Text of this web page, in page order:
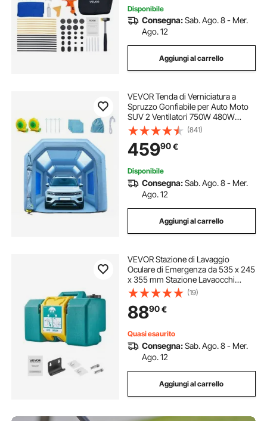
Disponibile
Consegna:Sab. Ago. 8 - Mer.
Ago. 12
Aggiungi al carrello
VEVOR Tenda di Verniciatura a
Spruzzo Gonfiabile per Auto Moto
SUV 2 Ventilatori 750W 480W
Sistema di Filtrazione Filtro 3 Strati
6 Finestre d'Aerazione, Tenda
Cabina per Verniciatura in Oxford
210D
(841)
45990€
Disponibile
Consegna:Sab. Ago. 8 - Mer.
Ago. 12
Aggiungi al carrello
VEVOR Stazione di Lavaggio
Oculare di Emergenza da 535 x 245
x 355 mm Stazione Lavaocchi
Portatile con 2 Spruzzi,
Installazione Semplificata, per
Scuole, Laboratori, Fabbriche,
Verde
(19)
8890€
Quasi esaurito
Consegna:Sab. Ago. 8 - Mer.
Ago. 12
Aggiungi al carrello